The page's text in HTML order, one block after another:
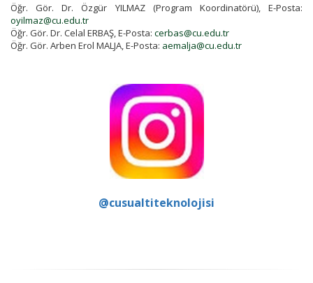
Öğr. Gör. Dr. Özgür YILMAZ (Program Koordinatörü), E-Posta:
oyilmaz@cu.edu.tr
Öğr. Gör. Dr. Celal ERBAŞ, E-Posta: cerbas@cu.edu.tr
Öğr. Gör. Arben Erol MALJA, E-Posta: aemalja@cu.edu.tr
@cusualtiteknolojisi